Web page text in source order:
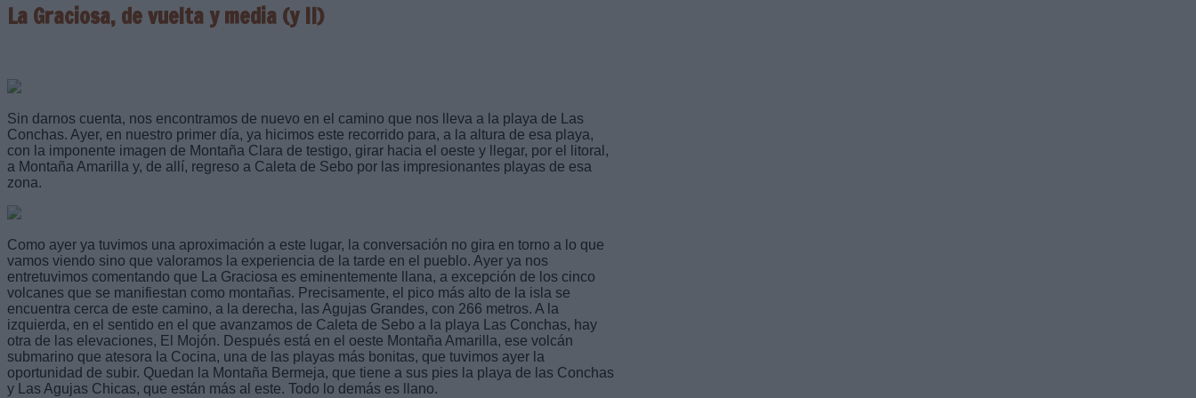
La Graciosa, de vuelta y media (y II)
Sin darnos cuenta, nos encontramos de nuevo en el camino que nos lleva a la playa de Las
Conchas. Ayer, en nuestro primer día, ya hicimos este recorrido para, a la altura de esa playa,
con la imponente imagen de Montaña Clara de testigo, girar hacia el oeste y llegar, por el litoral,
a Montaña Amarilla y, de allí, regreso a Caleta de Sebo por las impresionantes playas de esa
zona.
Como ayer ya tuvimos una aproximación a este lugar, la conversación no gira en torno a lo que
vamos viendo sino que valoramos la experiencia de la tarde en el pueblo. Ayer ya nos
entretuvimos comentando que La Graciosa es eminentemente llana, a excepción de los cinco
volcanes que se manifiestan como montañas. Precisamente, el pico más alto de la isla se
encuentra cerca de este camino, a la derecha, las Agujas Grandes, con 266 metros. A la
izquierda, en el sentido en el que avanzamos de Caleta de Sebo a la playa Las Conchas, hay
otra de las elevaciones, El Mojón. Después está en el oeste Montaña Amarilla, ese volcán
submarino que atesora la Cocina, una de las playas más bonitas, que tuvimos ayer la
oportunidad de subir. Quedan la Montaña Bermeja, que tiene a sus pies la playa de las Conchas
y Las Agujas Chicas, que están más al este. Todo lo demás es llano.